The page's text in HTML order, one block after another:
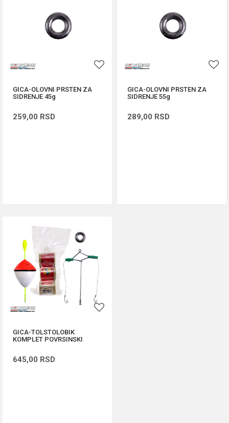
GICA-OLOVNI PRSTEN ZA
SIDRENJE 45g
259,00 RSD
GICA-OLOVNI PRSTEN ZA
SIDRENJE 55g
289,00 RSD
GICA-TOLSTOLOBIK
KOMPLET POVRSINSKI
645,00 RSD